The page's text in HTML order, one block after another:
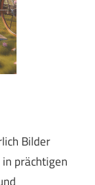
Bilder
prächtigen